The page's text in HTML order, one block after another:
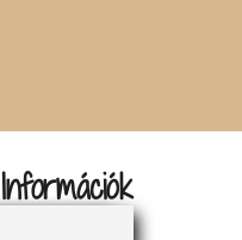
Információk